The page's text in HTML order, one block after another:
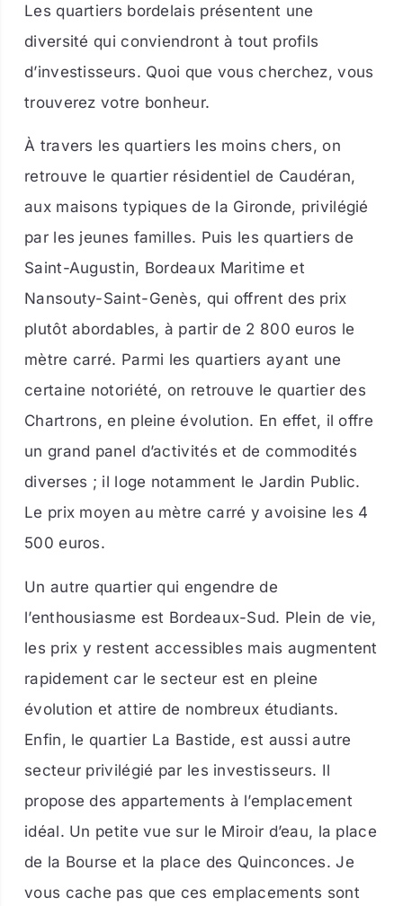
Les quartiers bordelais présentent une
diversité qui conviendront à tout profils
d’investisseurs. Quoi que vous cherchez, vous
trouverez votre bonheur.
À travers les quartiers les moins chers, on
retrouve le quartier résidentiel de Caudéran,
aux maisons typiques de la Gironde, privilégié
par les jeunes familles. Puis les quartiers de
Saint-Augustin, Bordeaux Maritime et
Nansouty-Saint-Genès, qui offrent des prix
plutôt abordables, à partir de 2 800 euros le
mètre carré. Parmi les quartiers ayant une
certaine notoriété, on retrouve le quartier des
Chartrons, en pleine évolution. En effet, il offre
un grand panel d’activités et de commodités
diverses ; il loge notamment le Jardin Public.
Le prix moyen au mètre carré y avoisine les 4
500 euros.
Un autre quartier qui engendre de
l’enthousiasme est Bordeaux-Sud. Plein de vie,
les prix y restent accessibles mais augmentent
rapidement car le secteur est en pleine
évolution et attire de nombreux étudiants.
Enfin, le quartier La Bastide, est aussi autre
secteur privilégié par les investisseurs. Il
propose des appartements à l’emplacement
idéal. Un petite vue sur le Miroir d’eau, la place
de la Bourse et la place des Quinconces. Je
vous cache pas que ces emplacements sont